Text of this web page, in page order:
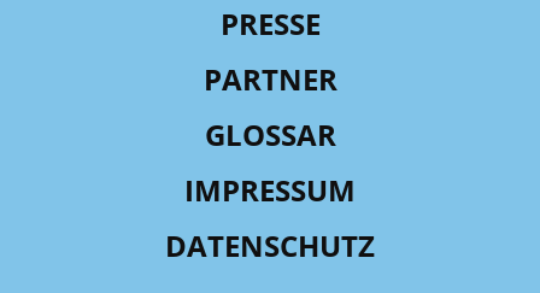
PRESSE
PARTNER
GLOSSAR
IMPRESSUM
DATENSCHUTZ